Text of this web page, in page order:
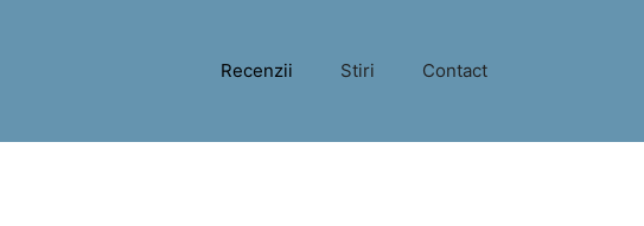
Recenzii Stiri Contact